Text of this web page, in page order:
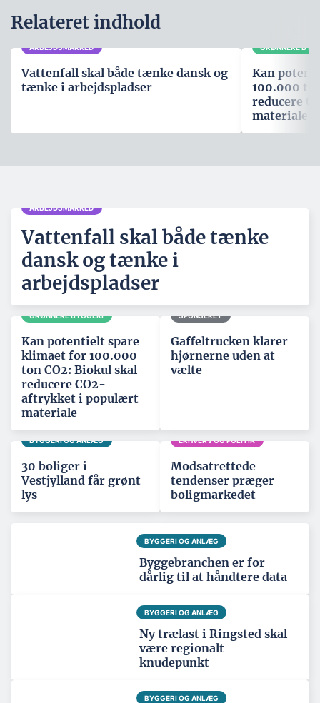
Relateret indhold
ARBEJDSMARKED
Vattenfall skal både tænke dansk og
tænke i arbejdspladser
GRØNNERE
Kan
100.000
reducere
materiale
ARBEJDSMARKED
Vattenfall skal både tænke
dansk og tænke i
arbejdspladser
GRØNNERE BYGGERI
Kan potentielt spare
klimaet for 100.000
ton CO2: Biokul skal
reducere CO2-
aftrykket i populært
materiale
SPONSERET
Gaffeltrucken klarer
hjørnerne uden at
vælte
BYGGERI OG ANLÆG
30 boliger i
Vestjylland får grønt
lys
ERHVERV OG POLITIK
Modsatrettede
tendenser præger
boligmarkedet
BYGGERI OG ANLÆG
Byggebranchen er for
dårlig til at håndtere data
BYGGERI OG ANLÆG
Ny trælast i Ringsted skal
være regionalt
knudepunkt
BYGGERI OG ANLÆG